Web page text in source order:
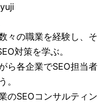
々の職業を経験し、そ
対策を学ぶ。
ら各企業でSEO担当者
。
のSEOコンサルティン